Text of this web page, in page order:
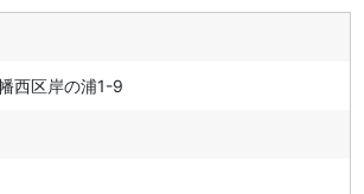
西区岸の浦1-9